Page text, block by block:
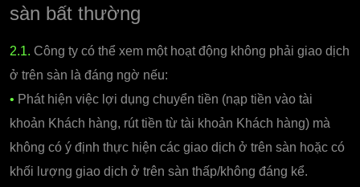
sàn bất thường
2.1. Công ty có thể xem một hoạt động không phải giao dịch
ở trên sàn là đáng ngờ nếu:
• Phát hiện việc lợi dụng chuyển tiền (nạp tiền vào tài
khoản Khách hàng, rút tiền từ tài khoản Khách hàng) mà
không có ý định thực hiện các giao dịch ở trên sàn hoặc có
khối lượng giao dịch ở trên sàn thấp/không đáng kể.